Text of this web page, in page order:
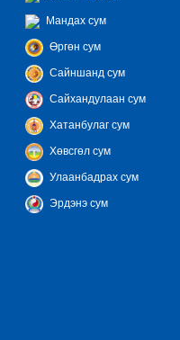
Мандах сум
Өргөн сум
Сайншанд сум
Сайхандулаан сум
Хатанбулаг сум
Хөвсгөл сум
Улаанбадрах сум
Эрдэнэ сум